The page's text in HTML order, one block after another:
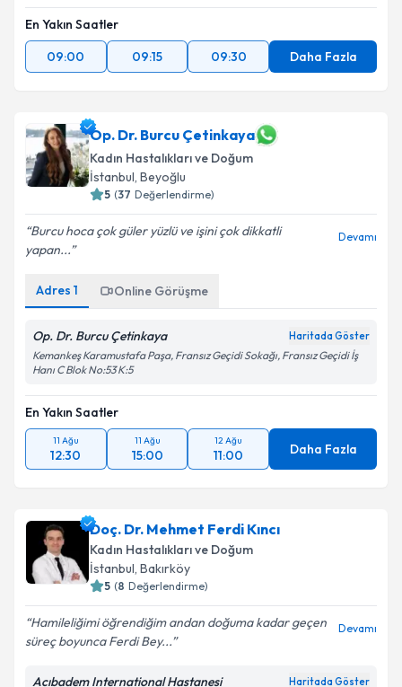
En Yakın Saatler
09:00
09:15 09:30 Daha Fazla
Op. Dr. Burcu Çetinkaya
Kadın Hastalıkları ve Doğum
İstanbul, Beyoğlu
5 (37 Değerlendirme)
Burcu hoca çok güler yüzlü ve işini çok dikkatli
yapan...
Devamı
Adres 1 Online Görüşme
Op. Dr. Burcu Çetinkaya Haritada Göster
Kemankeş Karamustafa Paşa, Fransız Geçidi Sokağı, Fransız Geçidi İş
Hanı C Blok No:53 K:5
En Yakın Saatler
11 Ağu
12:30
11 Ağu
15:00
12 Ağu
11:00 Daha Fazla
Doç. Dr. Mehmet Ferdi Kıncı
Kadın Hastalıkları ve Doğum
İstanbul, Bakırköy
5 (8 Değerlendirme)
Hamileliğimi öğrendiğim andan doğuma kadar geçen
süreç boyunca Ferdi Bey...
Devamı
Acıbadem International Hastanesi Haritada Göster